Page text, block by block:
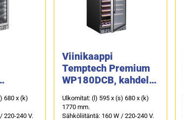
680 x (k)
220-240 V.
Viinikaappi
Temptech Premium
WP180DCB, kahdella
ä
Ulkomitat: (l) 595 x (s) 680 x (k)
1770 mm.
Sähköliitäntä: 160 W / 220-240 V.